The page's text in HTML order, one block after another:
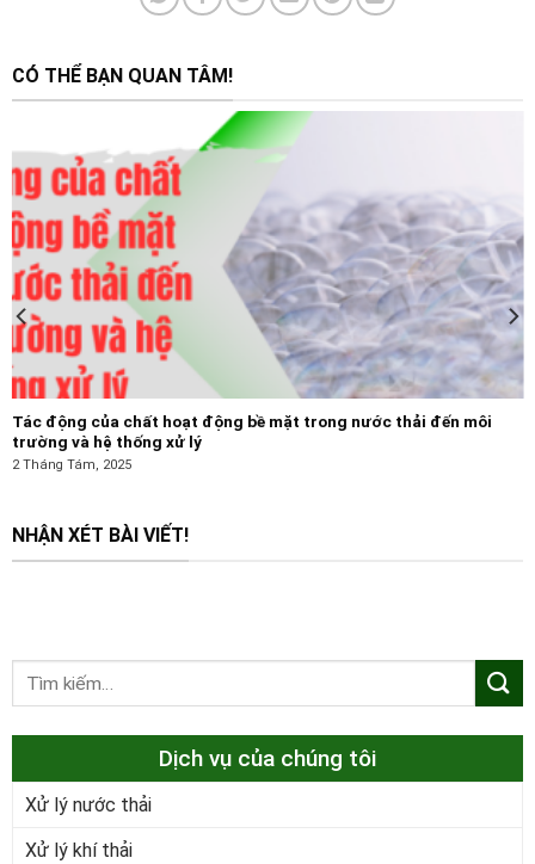
CÓ THỂ BẠN QUAN TÂM!
Tác động của chất hoạt động bề mặt trong nước thải đến môi
trường và hệ thống xử lý
2 Tháng Tám, 2025
NHẬN XÉT BÀI VIẾT!
Dịch vụ của chúng tôi
Xử lý nước thải
Xử lý khí thải